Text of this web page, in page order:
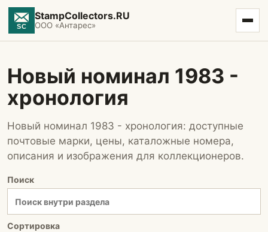
StampCollectors.RU
ООО «Антарес»
Новый номинал 1983 -
хронология
Новый номинал 1983 - хронология: доступные
почтовые марки, цены, каталожные номера,
описания и изображения для коллекционеров.
Поиск
Сортировка